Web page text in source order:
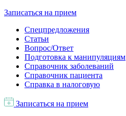
Записаться на прием
Спецпредложения
Статьи
Вопрос/Ответ
Подготовка к манипуляциям
Справочник заболеваний
Справочник пациента
Справка в налоговую
Записаться на прием